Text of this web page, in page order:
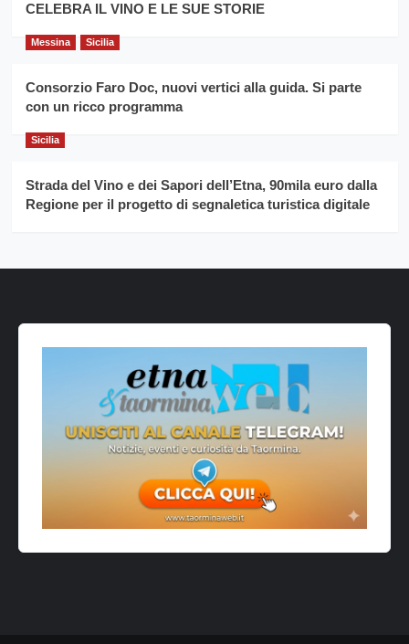
CELEBRA IL VINO E LE SUE STORIE
Messina Sicilia
Consorzio Faro Doc, nuovi vertici alla guida. Si parte
con un ricco programma
Sicilia
Strada del Vino e dei Sapori dell’Etna, 90mila euro dalla
Regione per il progetto di segnaletica turistica digitale